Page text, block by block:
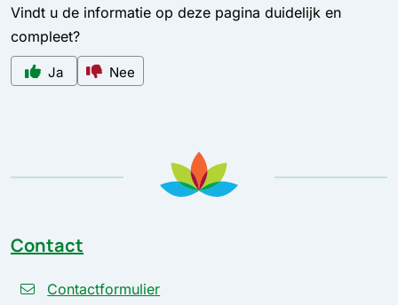
Vindt u de informatie op deze pagina duidelijk en
compleet?
Ja Nee
Contact
Contactformulier